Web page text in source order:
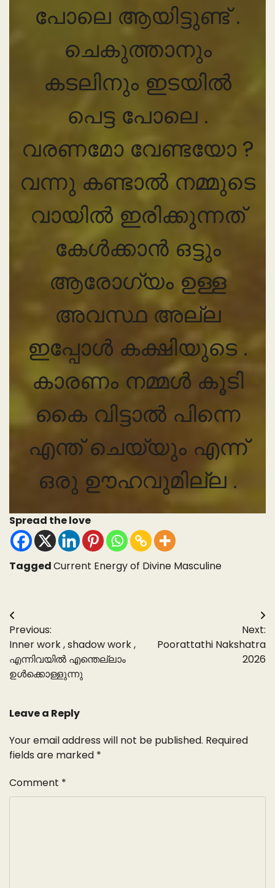
പോലെ ആയിട്ടുണ്ട് .
ചെകുത്താനും
കടലിനും ഇടയിൽ
പെട്ട പോലെ .
വരണമോ വേണ്ടയോ ?
വന്നു കണ്ടാൽ നമ്മുടെ
വായിൽ ഇരിക്കുന്നത്
കേൾക്കാൻ ഒട്ടും
ആരോഗ്യം ഉള്ള
അവസ്ഥ അല്ല
ഇപ്പോൾ കക്ഷിയുടെ .
കാരണം നമ്മൾ കൂടി
കൈ വിട്ടാൽ പിന്നെ
എന്ത് ചെയ്യും എന്ന്
ഒരു ഊഹവുമില്ല .
Spread the love
TaggedCurrent Energy of Divine Masculine
Post
navigation
Previous:
Inner work , shadow work ,
എന്നിവയിൽ എന്തെല്ലാം
ഉൾക്കൊള്ളുന്നു
Next:
Poorattathi Nakshatra
2026
Leave a Reply
Your email address will not be published. Required
fields are marked *
Comment *